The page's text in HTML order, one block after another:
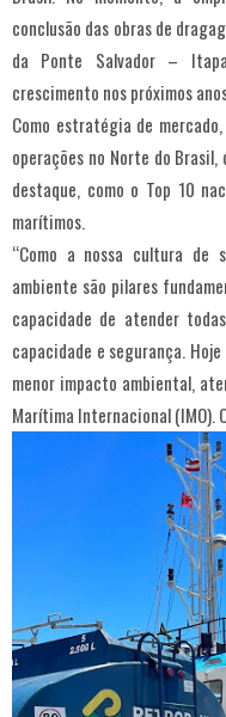
conclusão das obras de
da Ponte Salvador –
crescimento nos próximos
Como estratégia de
operações no Norte do
destaque, como o Top 10
marítimos.
“Como a nossa cultura de
ambiente são pilares
capacidade de atender
capacidade e segurança.
menor impacto ambiental,
Marítima Internacional (IMO).